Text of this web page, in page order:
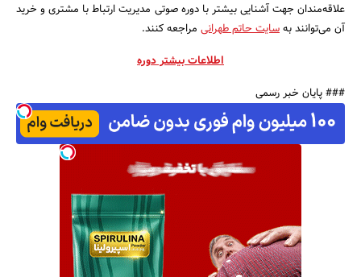
علاقه‌مندان جهت آشنایی بیشتر با دوره صوتی مدیریت ارتباط با مشتری و خرید
آن می‌توانند بهسایت حاتم طهرانی مراجعه کنند.
اطلاعات بیشتر دوره
### پایان خبر رسمی